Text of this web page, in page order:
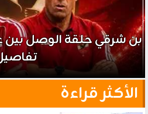
بن شرقي حلقة الوصل بين
الأكثر قراءة